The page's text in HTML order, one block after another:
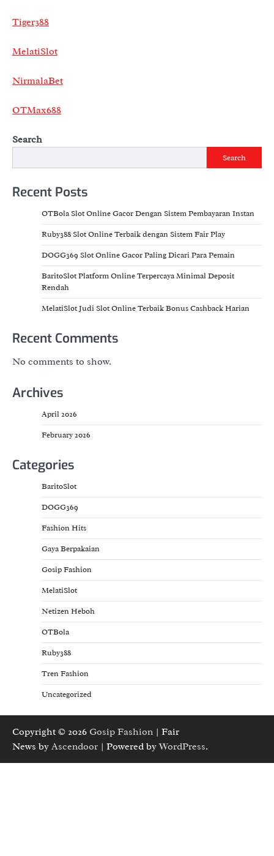
Tiger388
MelatiSlot
NirmalaBet
OTMax688
Search
Search
Recent Posts
OTBola Slot Online Gacor Dengan Sistem Pembayaran Instan
Ruby388 Slot Online Terbaik dengan Sistem Fair Play
DOGG369 Slot Online Gacor Paling Dicari Para Pemain
BaritoSlot Platform Online Terpercaya Minimal Deposit
Rendah
MelatiSlot Judi Slot Online Terbaik Bonus Cashback Harian
Recent Comments
No comments to show.
Archives
April 2026
February 2026
Categories
BaritoSlot
DOGG369
Fashion Hits
Gaya Berpakaian
Gosip Fashion
MelatiSlot
Netizen Heboh
OTBola
Ruby388
Tren Fashion
Uncategorized
Copyright © 2026 Gosip Fashion | Fair
News by Ascendoor | Powered byWordPress.